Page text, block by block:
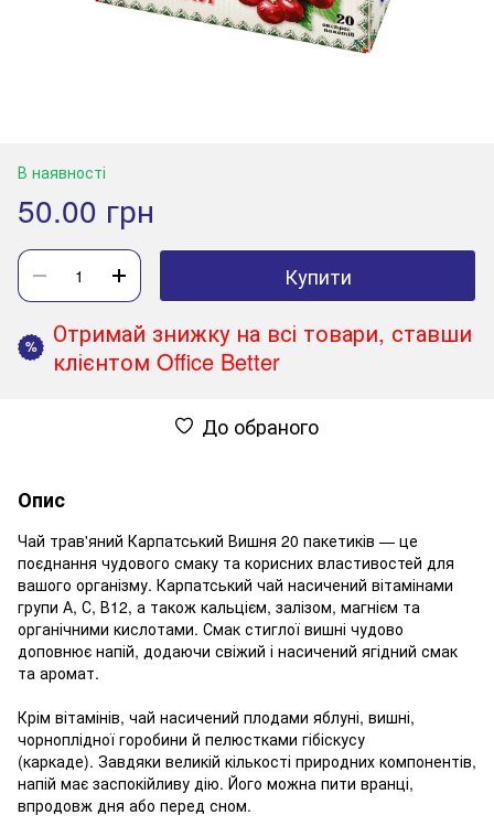
В наявності
50.00 грн
Купити
%
Отримай знижку на всі товари, ставши
клієнтом Office Better
До обраного
Опис
Чай трав'яний Карпатський Вишня 20 пакетиків — це
поєднання чудового смаку та корисних властивостей для
вашого організму. Карпатський чай насичений вітамінами
групи А, С, В12, а також кальцієм, залізом, магнієм та
органічними кислотами. Смак стиглої вишні чудово
доповнює напій, додаючи свіжий і насичений ягідний смак
та аромат.
Крім вітамінів, чай насичений плодами яблуні, вишні,
чорноплідної горобини й пелюстками гібіскусу
(каркаде). Завдяки великій кількості природних компонентів,
напій має заспокійливу дію. Його можна пити вранці,
впродовж дня або перед сном.